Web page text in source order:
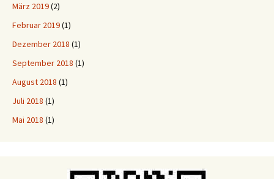
März 2019(2)
Februar 2019(1)
Dezember 2018 (1)
September 2018 (1)
August 2018 (1)
Juli 2018 (1)
Mai 2018 (1)